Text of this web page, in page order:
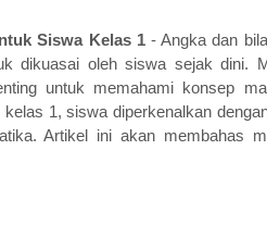
Siswa Kelas 1 - Angka dan
dikuasai oleh siswa sejak dini.
untuk memahami konsep
1, siswa diperkenalkan
Artikel ini akan membahas